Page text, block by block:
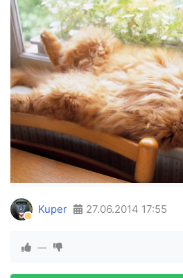
Kuper 27.06.2014 17:55
—